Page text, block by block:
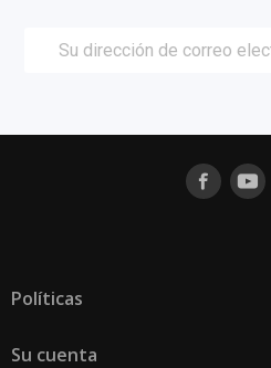
Políticas
Su cuenta